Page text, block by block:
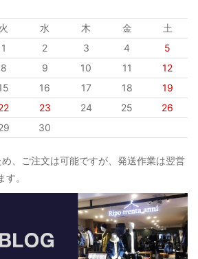
火 水 木 金
土
1
2 3 4
5
8 9 10 11
12
16 17 18
19
23 24 25
26
30
、ご注文は可能ですが、発送作業は翌営
。